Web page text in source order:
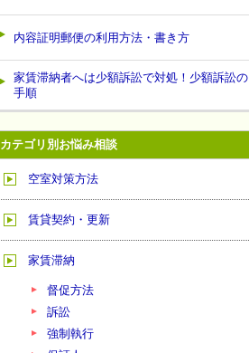
内容証明郵便の利用方法・書き方
家賃滞納者へは少額訴訟で対処！少額訴訟の
手順
カテゴリ別お悩み相談
空室対策方法
賃貸契約・更新
家賃滞納
督促方法
訴訟
強制執行